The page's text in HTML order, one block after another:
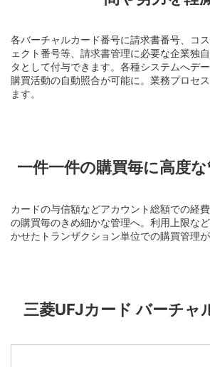
各バーチャルカード番号に請求書番号、コ
ェクト番号等、請求書管理に必要な企業独
タとして付与できます。各種システムへデ
購買活動の自動照合が可能に。業務プロセ
ます。
一件一件の購買毎に高度
カードの与信額などアカウント総額での経
の購買毎のきめ細かな管理へ。利用上限な
かせたトランザクション単位での購買管理が
三菱UFJカード バーチャ